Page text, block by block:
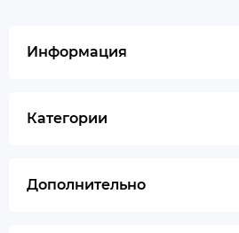
Информация
Категории
Дополнительно